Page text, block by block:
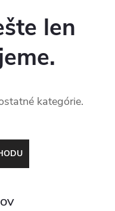
len
kategórie.